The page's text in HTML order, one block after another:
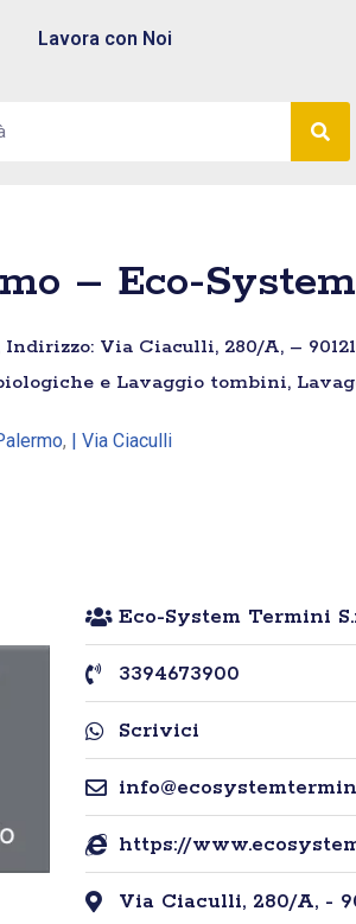
Lavora con Noi
– Eco-
Via Ciaculli, 280/A, –
e Lavaggio tombini,
, | Via Ciaculli
Eco-System Termini
3394673900
Scrivici
https://
Via Ciaculli, 280/A, -